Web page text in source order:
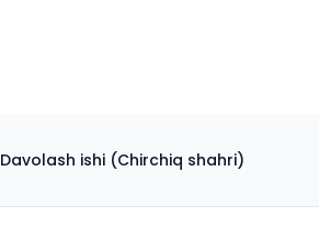
Davolash ishi (Chirchiq shahri)